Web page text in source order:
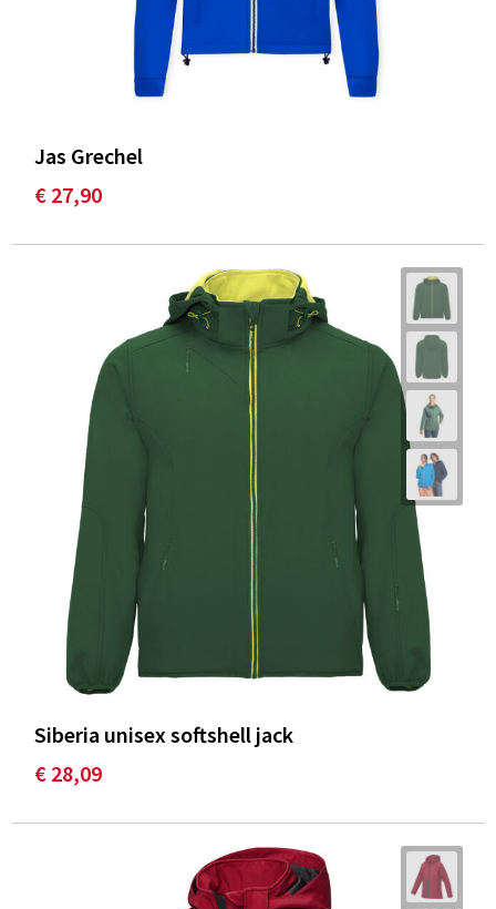
Jas Grechel
€ 27,90
Siberia unisex softshell jack
€ 28,09